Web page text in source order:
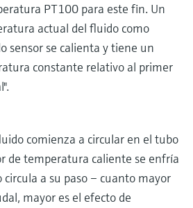
PT100 para este fin. Un
actual del fluido como
sensor se calienta y tiene un
constante relativo al primer
comienza a circular en el tubo
de temperatura caliente se enfría
a su paso – cuanto mayor
mayor es el efecto de